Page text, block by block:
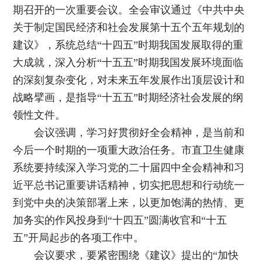
期召开的一次重要会议。全会审议通过《中共中央
关于制定国民经济和社会发展第十五个五年规划的
建议》，系统总结“十四五”时期我国发展取得的重
大成就，深入分析“十五五”时期我国发展环境面临
的深刻复杂变化，对未来五年发展作出顶层设计和
战略擘画，是指导“十五五”时期经济社会发展的纲
领性文件。
会议强调，学习好贯彻好全会精神，是当前和
今后一个时期的一项重大政治任务。市直卫生健康
系统要持续深入学习党的二十届四中全会精神和习
近平总书记重要讲话精神，切实把思想和行动统一
到党中央的决策部署上来，以更加饱满的热情、更
加务实的作风投身到“十四五”圆满收官和“十五
五”开局起步的各项工作中。
会议要求，要紧密围绕《建议》提出的“加快